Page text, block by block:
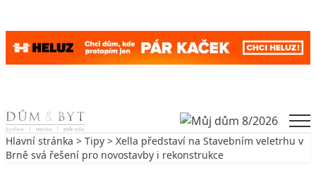
Skip to content
Hlavní stránka > Tipy > Xella představí na Stavebním veletrhu v
Brně svá řešení pro novostavby i rekonstrukce